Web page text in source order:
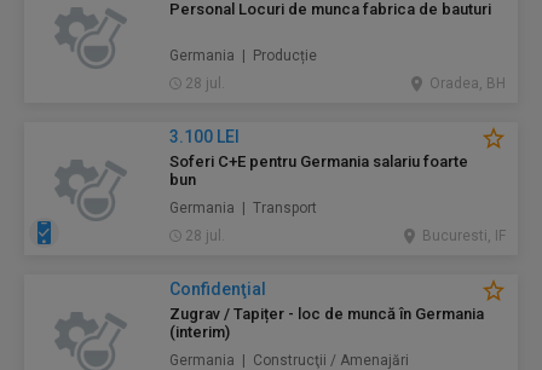
Personal Locuri de munca fabrica de bauturi
Germania | Producție
28 jul.
Oradea, BH
3.100 LEI
Soferi C+E pentru Germania salariu foarte
bun
Germania | Transport
28 jul.
Bucuresti, IF
Confidenţial
Zugrav / Tapițer - loc de muncă în Germania
(interim)
Germania | Construcţii / Amenajări